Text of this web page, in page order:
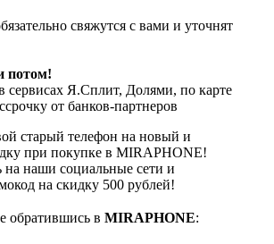
свяжутся с вами и уточнят
потом!
сервисах Я.Сплит, Долями, по карте
от банков-партнеров
старый телефон на новый и
при покупке в MIRAPHONE!
наши социальные сети и
на скидку 500 рублей!
обратившись в MIRAPHONE: